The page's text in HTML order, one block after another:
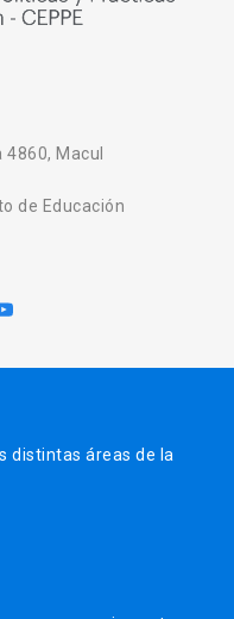
Macul
de Educación
distintas áreas de la